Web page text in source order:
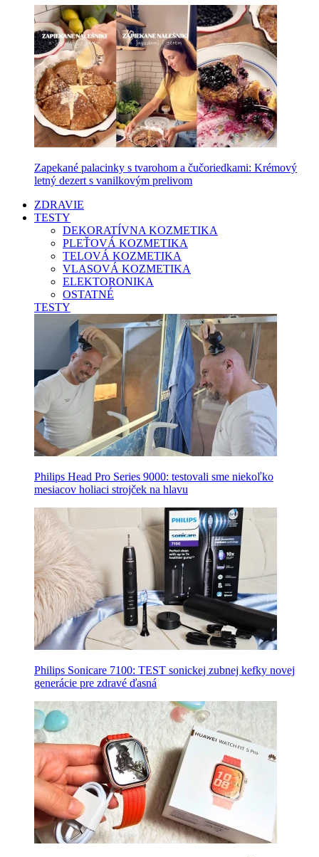
Zapekané palacinky s tvarohom a čučoriedkami: Krémový
letný dezert s vanilkovým prelivom
ZDRAVIE
TESTY
DEKORATÍVNA KOZMETIKA
PLEŤOVÁ KOZMETIKA
TELOVÁ KOZMETIKA
VLASOVÁ KOZMETIKA
ELEKTORONIKA
OSTATNÉ
TESTY
Philips Head Pro Series 9000: testovali sme niekoľko
mesiacov holiaci strojček na hlavu
Philips Sonicare 7100: TEST sonickej zubnej kefky novej
generácie pre zdravé ďasná